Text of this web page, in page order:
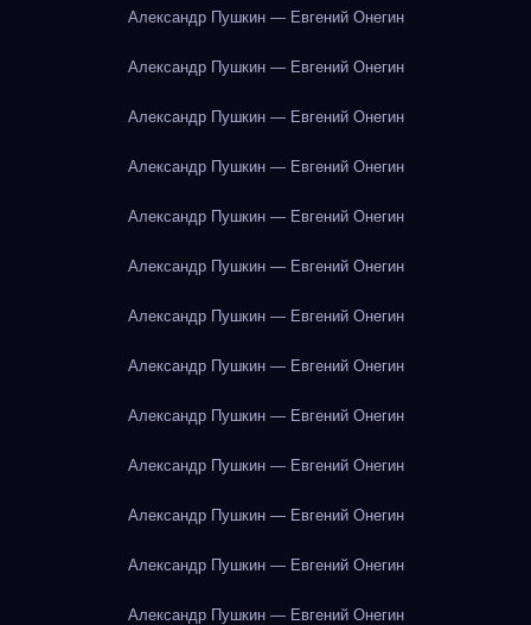
Александр Пушкин — Евгений Онегин
Александр Пушкин — Евгений Онегин
Александр Пушкин — Евгений Онегин
Александр Пушкин — Евгений Онегин
Александр Пушкин — Евгений Онегин
Александр Пушкин — Евгений Онегин
Александр Пушкин — Евгений Онегин
Александр Пушкин — Евгений Онегин
Александр Пушкин — Евгений Онегин
Александр Пушкин — Евгений Онегин
Александр Пушкин — Евгений Онегин
Александр Пушкин — Евгений Онегин
Александр Пушкин — Евгений Онегин